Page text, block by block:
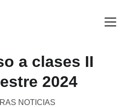
a clases II
2024
NOTICIAS